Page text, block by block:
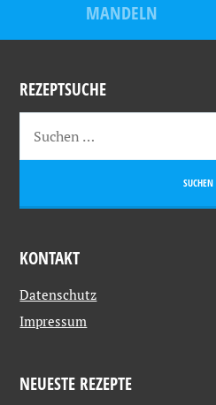
MANDELN
REZEPTSUCHE
KONTAKT
Datenschutz
Impressum
NEUESTE REZEPTE